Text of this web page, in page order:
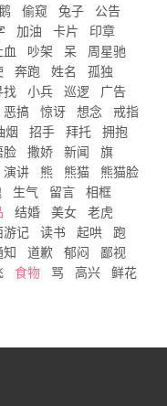
偷窥 兔子
公告
加油 卡片
印章
血 吵架 呆
周星驰
奔跑 姓名
孤独
找 小兵 巡逻
广告
恶搞 惊讶 想念
戒指
烟 招手 拜托 拥抱
脸 撒娇 新闻
旗
演讲 熊 熊猫
熊猫脸
生气 留言 相框
结婚 美女 老虎
游记 读书 起哄
跑
知 道歉 郁闷
鄙视
食物 骂 高兴 鲜花